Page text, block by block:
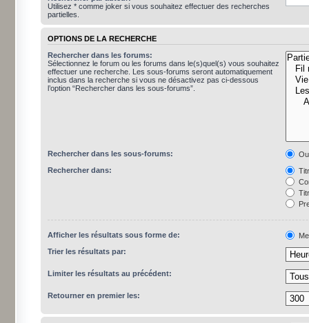
Utilisez * comme joker si vous souhaitez effectuer des recherches
partielles.
OPTIONS DE LA RECHERCHE
Rechercher dans les forums:
Sélectionnez le forum ou les forums dans le(s)quel(s) vous souhaitez
effectuer une recherche. Les sous-forums seront automatiquement
inclus dans la recherche si vous ne désactivez pas ci-dessous
l’option “Rechercher dans les sous-forums”.
Rechercher dans les sous-forums:
Rechercher dans:
Afficher les résultats sous forme de:
Trier les résultats par:
Limiter les résultats au précédent:
Retourner en premier les: